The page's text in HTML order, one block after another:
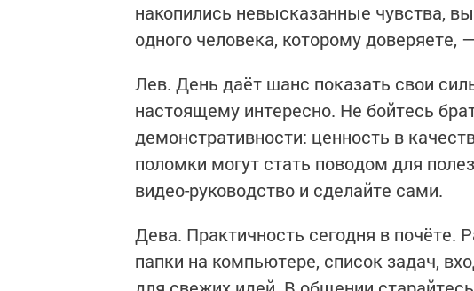
накопились невысказанные чувства,
одного человека, которому доверяете,
Лев. День даёт шанс показать свои
настоящему интересно. Не бойтесь
демонстративности: ценность в
поломки могут стать поводом для
видео-руководство и сделайте сами.
Дева. Практичность сегодня в почёте.
папки на компьютере, список задач,